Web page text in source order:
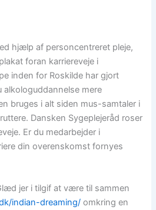
hjælp af personcentreret pleje,
foran karriereveje i
inden for Roskilde har gjort
mere
bruges i alt siden mus-samtaler i
Dansken Sygeplejeråd roser
Er du medarbejder i
din overenskomst fornyes
jer i tilgif at være til sammen
indian-dreaming/ omkring en